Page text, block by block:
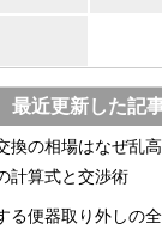
最近更新した記
換の相場はなぜ乱
計算式と交渉術
る便器取り外しの